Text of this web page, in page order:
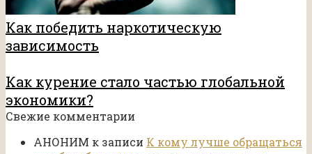
Как победить наркотическую
зависимость
Как курение стало частью глобальной
экономики?
Свежие комментарии
АНОНИМ к записи К кому лучше обращаться